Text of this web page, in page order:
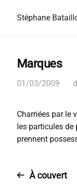
Stéphane
Marques
01/03/2009
Charriées par le
les particules de
prennent
À couvert